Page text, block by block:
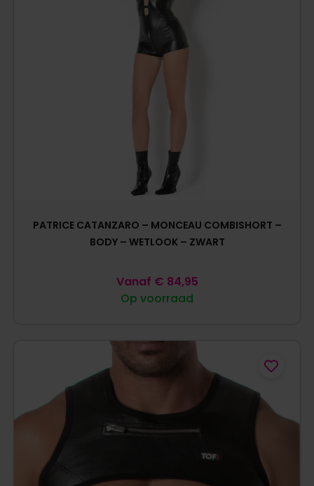
PATRICE CATANZARO – MONCEAU COMBISHORT –
BODY – WETLOOK – ZWART
Op voorraad
Vanaf € 84,95